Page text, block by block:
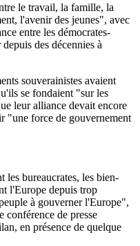
le travail, la famille, la
l'avenir des jeunes", avec
entre les démocrates-
des décennies à
souverainistes avaient
se fondaient "sur les
leur alliance devait encore
"une force de gouvernement
les bureaucrates, les bien-
l'Europe depuis trop
à gouverner l'Europe",
conférence de presse
en présence de quelque